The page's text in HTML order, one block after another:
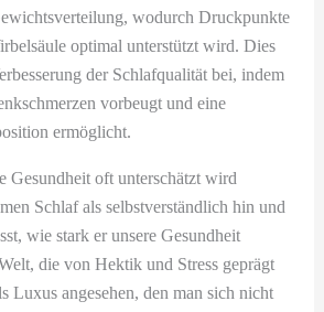
wodurch Druckpunkte
optimal unterstützt wird. Dies
der Schlafqualität bei, indem
vorbeugt und eine
ermöglicht.
Gesundheit oft unterschätzt wird
Schlaf als selbstverständlich hin und
wie stark er unsere Gesundheit
die von Hektik und Stress geprägt
Luxus angesehen, den man sich nicht